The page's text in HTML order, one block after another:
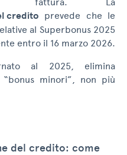
credito prevede che le
al Superbonus 2025
entro il 16 marzo 2026.
al 2025, elimina
minori”, non più
del credito: come